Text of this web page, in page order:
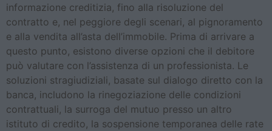
informazione creditizia, fino alla risoluzione del
contratto e, nel peggiore degli scenari, al pignoramento
e alla vendita all’asta dell’immobile. Prima di arrivare a
questo punto, esistono diverse opzioni che il debitore
può valutare con l’assistenza di un professionista. Le
soluzioni stragiudiziali, basate sul dialogo diretto con la
banca, includono la rinegoziazione delle condizioni
contrattuali, la surroga del mutuo presso un altro
istituto di credito, la sospensione temporanea delle rate